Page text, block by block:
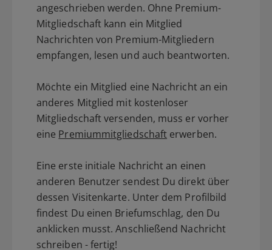
angeschrieben werden. Ohne Premium-
Mitgliedschaft kann ein Mitglied
Nachrichten von Premium-Mitgliedern
empfangen, lesen und auch beantworten.
Möchte ein Mitglied eine Nachricht an ein
anderes Mitglied mit kostenloser
Mitgliedschaft versenden, muss er vorher
eine Premiummitgliedschaft erwerben.
Eine erste initiale Nachricht an einen
anderen Benutzer sendest Du direkt über
dessen Visitenkarte. Unter dem Profilbild
findest Du einen Briefumschlag, den Du
anklicken musst. Anschließend Nachricht
schreiben - fertig!